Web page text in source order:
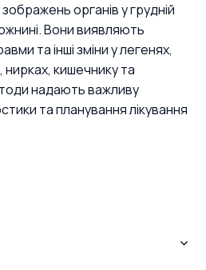
органів у грудній
Вони виявляють
та інші зміни у легенях,
нирках, кишечнику та
надають важливу
та планування лікування